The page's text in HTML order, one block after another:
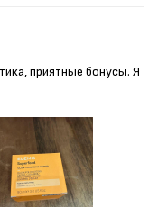
приятные бонусы. Я